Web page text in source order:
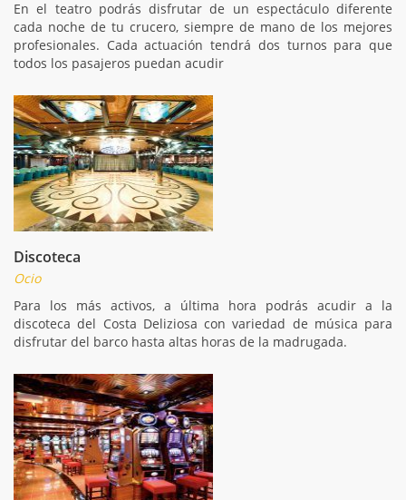
En el teatro podrás disfrutar de un espectáculo diferente
cada noche de tu crucero, siempre de mano de los mejores
profesionales. Cada actuación tendrá dos turnos para que
todos los pasajeros puedan acudir
Discoteca
Ocio
Para los más activos, a última hora podrás acudir a la
discoteca del Costa Deliziosa con variedad de música para
disfrutar del barco hasta altas horas de la madrugada.